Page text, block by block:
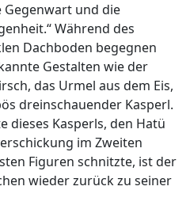
Gegenwart und die
Während des
Dachboden begegnen
Gestalten wie der
das Urmel aus dem Eis,
dreinschauender Kasperl.
dieses Kasperls, den Hatü
im Zweiten
Figuren schnitzte, ist der
wieder zurück zu seiner